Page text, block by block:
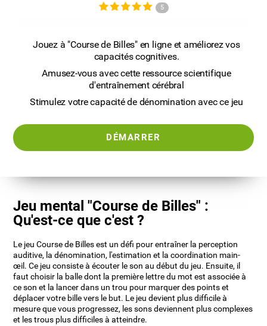
5
Jouez à "Course de Billes" en ligne et améliorez vos
capacités cognitives.
Amusez-vous avec cette ressource scientifique
d'entraînement cérébral
Stimulez votre capacité de dénomination avec ce jeu
DÉMARRER
Jeu mental "Course de Billes" :
Qu'est-ce que c'est ?
Le jeu Course de Billes est un défi pour entraîner la perception
auditive, la dénomination, l'estimation et la coordination main-
œil. Ce jeu consiste à écouter le son au début du jeu. Ensuite, il
faut choisir la balle dont la première lettre du mot est associée à
ce son et la lancer dans un trou pour marquer des points et
déplacer votre bille vers le but. Le jeu devient plus difficile à
mesure que vous progressez, les sons deviennent plus complexes
et les trous plus difficiles à atteindre.